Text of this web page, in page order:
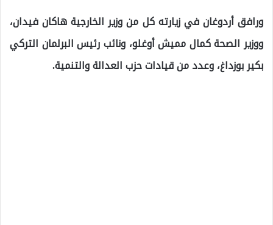
ورافق أردوغان في زيارته كل من وزير الخارجية هاكان فيدان،
ووزير الصحة كمال مميش أوغلو، ونائب رئيس البرلمان التركي
بكير بوزداغ، وعدد من قيادات حزب العدالة والتنمية.